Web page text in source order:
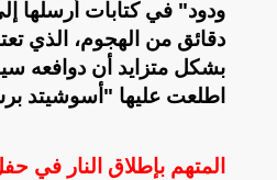
ودود" في كتابات أرسلها
دقائق من الهجوم، الذي
بشكل متزايد أن دوافعه
اطلعت عليها "أسوشيتد
المتهم بإطلاق النار في